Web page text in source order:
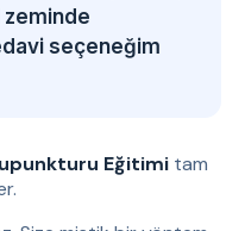
seçeneğim
Eğitimi tam